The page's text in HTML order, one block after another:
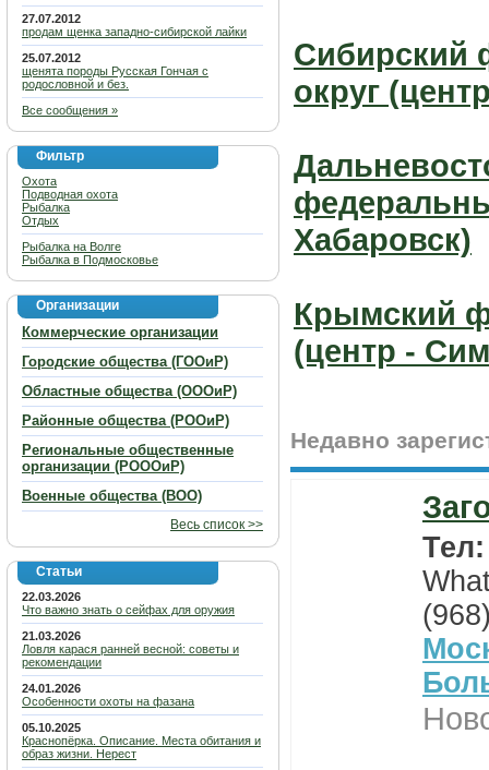
27.07.2012
продам щенка западно-сибирской лайки
25.07.2012
щенята породы Русская Гончая с
родословной и без.
Все сообщения »
Фильтр
Охота
Подводная охота
Рыбалка
Отдых
Рыбалка на Волге
Рыбалка в Подмосковье
Организации
Коммерческие организации
Городские общества (ГООиР)
Областные общества (ОООиР)
Районные общества (РООиР)
Региональные общественные
организации (РОООиР)
Военные общества (ВОО)
Весь список >>
Статьи
22.03.2026
Что важно знать о сейфах для оружия
21.03.2026
Ловля карася ранней весной: советы и
рекомендации
24.01.2026
Особенности охоты на фазана
05.10.2025
Краснопёрка. Описание. Места обитания и
образ жизни. Нерест
Сибирский
округ
Хабаровск)
Крымский
(центр -
Недавно